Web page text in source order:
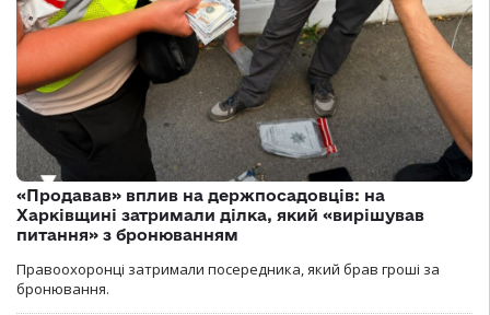
«Продавав» вплив на держпосадовців: на
Харківщині затримали ділка, який «вирішував
питання» з бронюванням
Правоохоронці затримали посередника, який брав гроші за
бронювання.